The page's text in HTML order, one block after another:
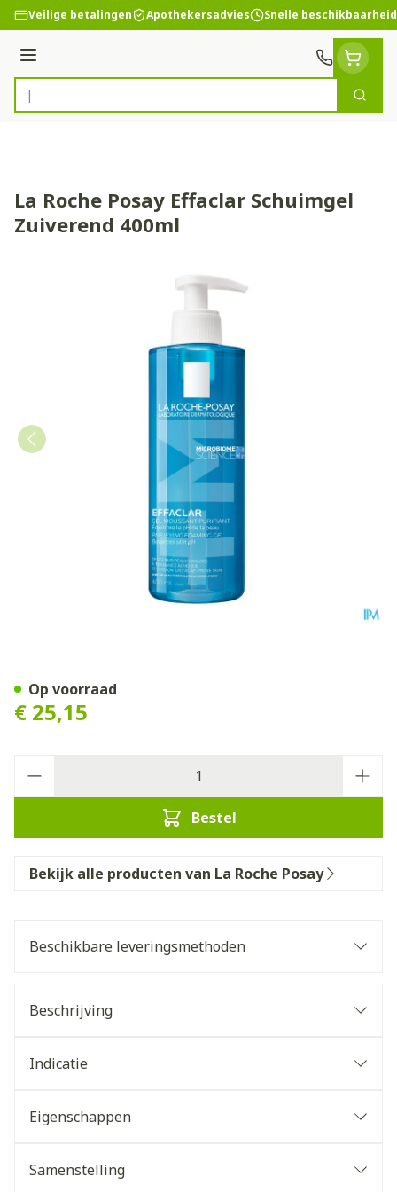
Ga naar de inhoud
Veilige betalingen Apothekersadvies Snelle beschikbaarheid
Menu
Product, merk, categorie...
Zoek
La Roche Posay Effaclar Schuimgel
Zuiverend 400ml
€ 25,15
Bestel
Op voorraad
Bekijk alle producten van La Roche Posay
Beschikbare leveringsmethoden
Beschrijving
Indicatie
Eigenschappen
Samenstelling